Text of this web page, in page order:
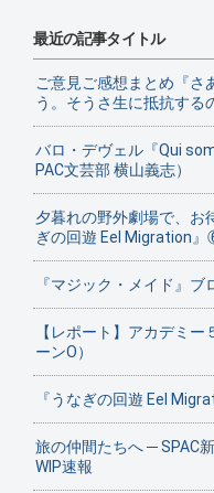
最近の記事タイトル
ご意見ご感想まとめ『さ
う。そうさ生に抵抗する
バロ・デヴェル『Qui
PAC文芸部 横山義志）
夕暮れの野外劇場で、お
ぎの回遊 Eel Migration
『マジック・メイド』
【レポート】アカデミ
ーンO）
『うなぎの回遊 Eel
旅の仲間たちへ ─ SPAC
WIP速報